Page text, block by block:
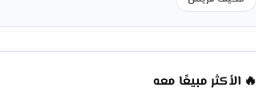
🔥 الأكثر مبيعًا معه